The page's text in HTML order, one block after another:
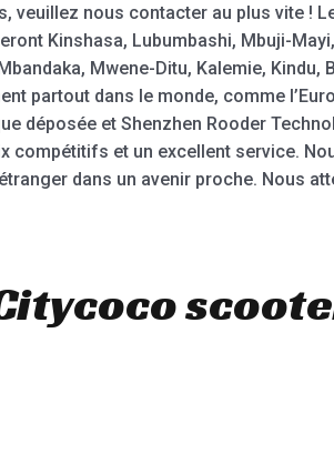
veuillez nous contacter au plus vite !
Kinshasa, Lubumbashi, Mbuji-
Mwene-Ditu, Kalemie, Kindu,
dans le monde, comme
déposée et Shenzhen Rooder
compétitifs et un excellent service.
dans un avenir proche. Nous